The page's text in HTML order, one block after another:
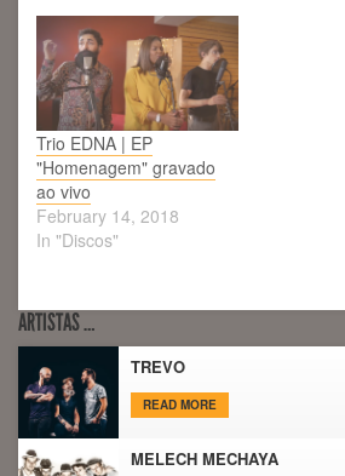
Trio EDNA | EP
"Homenagem" gravado
ao vivo
February 14, 2018
In "Discos"
ARTISTAS …
TREVO
READ MORE
MELECH MECHAYA